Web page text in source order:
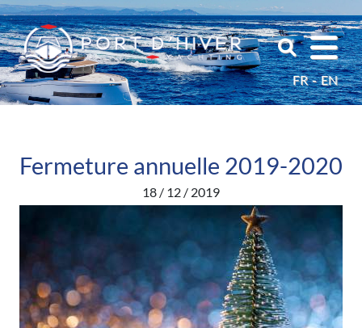
FR EN
Fermeture annuelle 2019-2020
18 / 12 / 2019